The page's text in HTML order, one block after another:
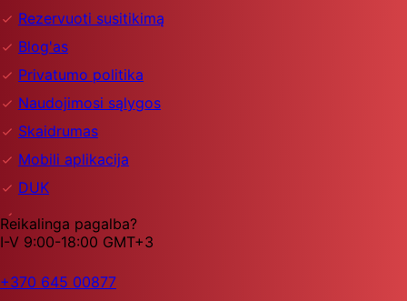
Rezervuoti susitikimą
Blog'as
Privatumo politika
Naudojimosi sąlygos
Skaidrumas
Mobili aplikacija
DUK
Reikalinga pagalba?
I-V 9:00-18:00 GMT+3
+370 645 00877